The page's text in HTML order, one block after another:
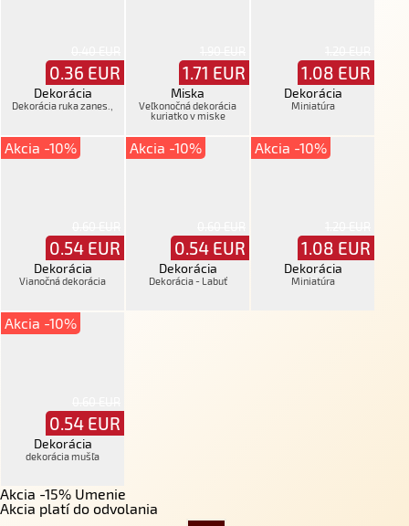
0.36 EUR
Dekorácia
Dekorácia ruka zanes.,
1.71 EUR
Miska
Veľkonočná dekorácia
kuriatko v miske
1.08 EUR
Dekorácia
Miniatúra
Akcia -10%
0.54 EUR
Dekorácia
Vianočná dekorácia
Akcia -10%
0.54 EUR
Dekorácia
Dekorácia - Labuť
Akcia -10%
1.08 EUR
Dekorácia
Miniatúra
Akcia -10%
0.54 EUR
Dekorácia
dekorácia mušľa
Akcia -15% Umenie
Akcia platí do odvolania